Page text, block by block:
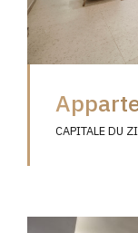
CAPITALE DU